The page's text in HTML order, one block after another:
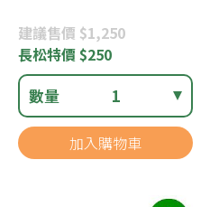
建議售價 $1,250
長松特價 $250
數量 1
加入購物車